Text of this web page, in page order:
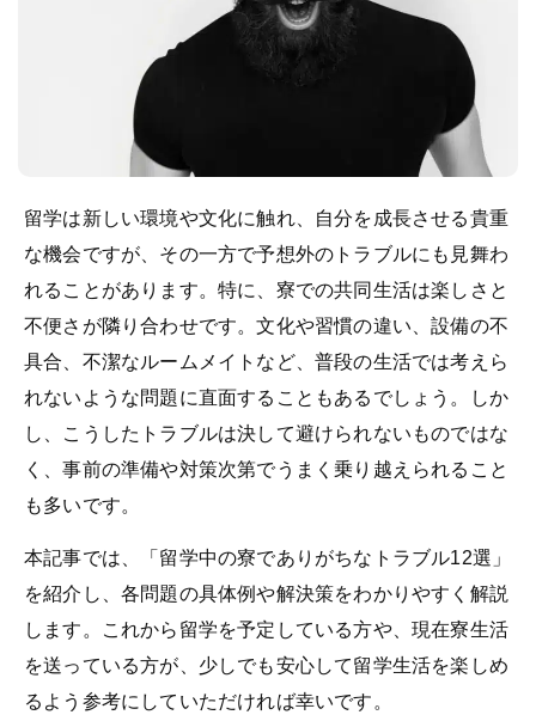
留学は新しい環境や文化に触れ、自分を成長させる貴重
な機会ですが、その一方で予想外のトラブルにも見舞わ
れることがあります。特に、寮での共同生活は楽しさと
不便さが隣り合わせです。文化や習慣の違い、設備の不
具合、不潔なルームメイトなど、普段の生活では考えら
れないような問題に直面することもあるでしょう。しか
し、こうしたトラブルは決して避けられないものではな
く、事前の準備や対策次第でうまく乗り越えられること
も多いです。
本記事では、「留学中の寮でありがちなトラブル12選」
を紹介し、各問題の具体例や解決策をわかりやすく解説
します。これから留学を予定している方や、現在寮生活
を送っている方が、少しでも安心して留学生活を楽しめ
るよう参考にしていただければ幸いです。